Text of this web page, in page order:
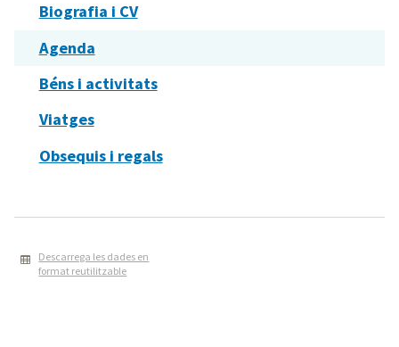
Biografia i CV
Agenda
Béns i activitats
Viatges
Obsequis i regals
Descarrega les dades en
format reutilitzable